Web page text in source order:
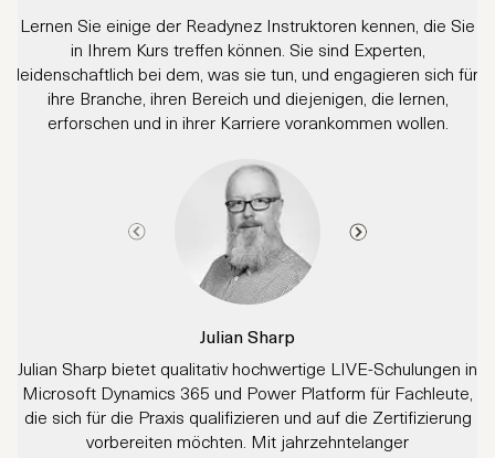
Lernen Sie einige der Readynez Instruktoren kennen, die Sie
in Ihrem Kurs treffen können. Sie sind Experten,
leidenschaftlich bei dem, was sie tun, und engagieren sich für
ihre Branche, ihren Bereich und diejenigen, die lernen,
erforschen und in ihrer Karriere vorankommen wollen.
Julian Sharp
Julian Sharp bietet qualitativ hochwertige LIVE-Schulungen in
Microsoft Dynamics 365 und Power Platform für Fachleute,
die sich für die Praxis qualifizieren und auf die Zertifizierung
vorbereiten möchten. Mit jahrzehntelanger